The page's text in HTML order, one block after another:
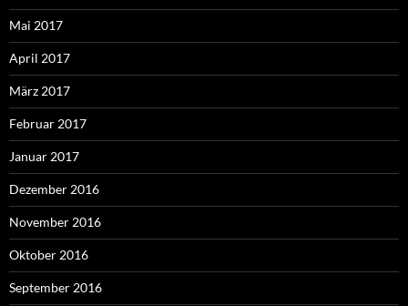
Mai 2017
April 2017
März 2017
Februar 2017
Januar 2017
Dezember 2016
November 2016
Oktober 2016
September 2016